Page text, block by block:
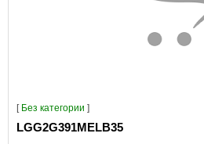
[ Без категории ]
LGG2G391MELB35